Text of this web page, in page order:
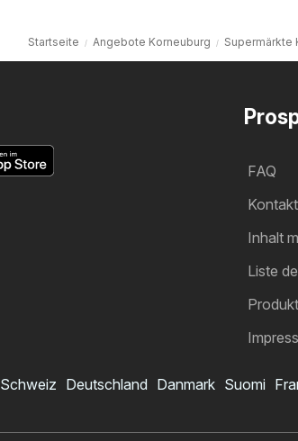
Startseite Angebote Korneuburg Supermärkte
FAQ
Kontakt
Inhalt
Liste
Schweiz Deutschland Danmark Suomi